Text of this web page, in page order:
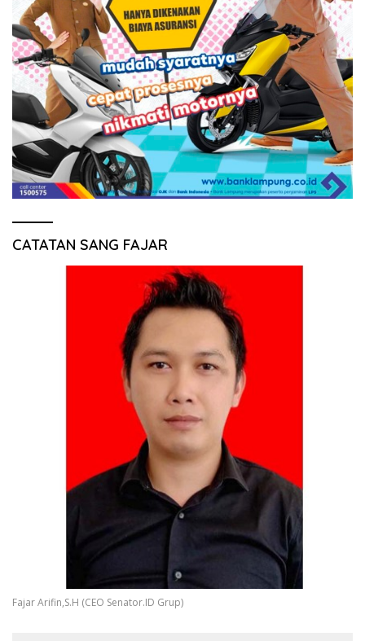
CATATAN SANG FAJAR
Fajar Arifin,S.H (CEO Senator.ID Grup)